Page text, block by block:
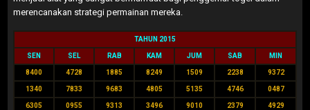
merencanakan strategi permainan mereka.
TAHUN 2015
SEN SEL RAB KAM JUM SAB MIN
8400 4728 1885 8249 1509 2238 9372
1340 7833 9683 4805 5135 4746 0487
6305 0955 9313 3496 9010 2379 4929